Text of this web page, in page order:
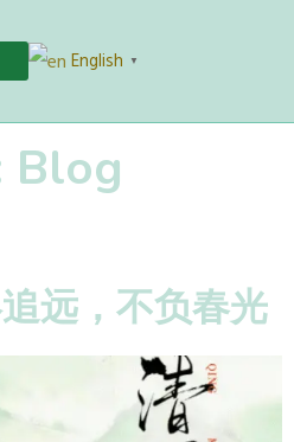
English ▼
Blog
远，不负春光